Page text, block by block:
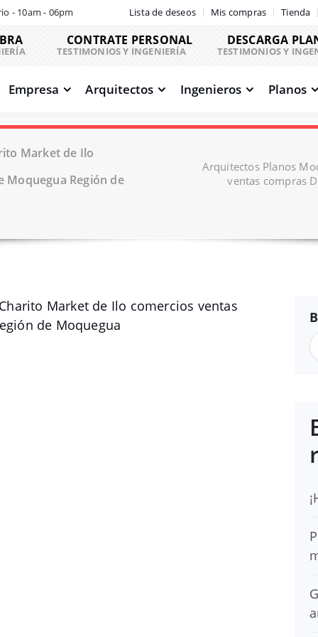
- 10am - 06pm Lista de deseos Mis compras Tienda
CONTRATE PERSONAL
TESTIMONIOS Y INGENIERÍA
DESCARGA
TESTIMONIOS Y
Empresa Arquitectos Ingenieros Planos
Market de Ilo
Moquegua Región de
Arquitectos Planos
ventas compras
Market de Ilo comercios ventas
de Moquegua